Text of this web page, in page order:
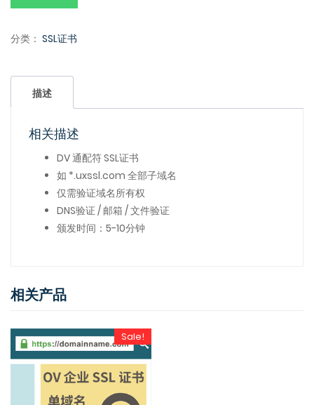
分类： SSL证书
描述
相关描述
DV 通配符 SSL证书
如 *.uxssl.com 全部子域名
仅需验证域名所有权
DNS验证 / 邮箱 / 文件验证
颁发时间：5-10分钟
相关产品
Sale!